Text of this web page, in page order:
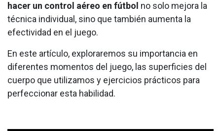
hacer un control aéreo en fútbol no solo mejora la
técnica individual, sino que también aumenta la
efectividad en el juego.
En este artículo, exploraremos su importancia en
diferentes momentos del juego, las superficies del
cuerpo que utilizamos y ejercicios prácticos para
perfeccionar esta habilidad.